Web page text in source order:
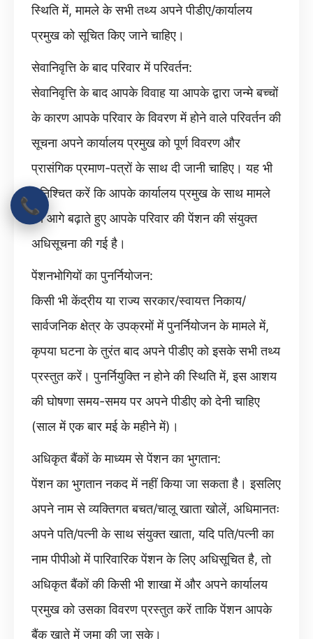
स्थिति में, मामले के सभी तथ्य अपने पीडीए/कार्यालय
प्रमुख को सूचित किए जाने चाहिए।
सेवानिवृत्ति के बाद परिवार में परिवर्तन:
सेवानिवृत्ति के बाद आपके विवाह या आपके द्वारा जन्मे बच्चों
के कारण आपके परिवार के विवरण में होने वाले परिवर्तन की
सूचना अपने कार्यालय प्रमुख को पूर्ण विवरण और
प्रासंगिक प्रमाण-पत्रों के साथ दी जानी चाहिए। यह भी
सुनिश्चित करें कि आपके कार्यालय प्रमुख के साथ मामले
को आगे बढ़ाते हुए आपके परिवार की पेंशन की संयुक्त
अधिसूचना की गई है।
पेंशनभोगियों का पुनर्नियोजन:
किसी भी केंद्रीय या राज्य सरकार/स्वायत्त निकाय/
सार्वजनिक क्षेत्र के उपक्रमों में पुनर्नियोजन के मामले में,
कृपया घटना के तुरंत बाद अपने पीडीए को इसके सभी तथ्य
प्रस्तुत करें। पुनर्नियुक्ति न होने की स्थिति में, इस आशय
की घोषणा समय-समय पर अपने पीडीए को देनी चाहिए
(साल में एक बार मई के महीने में)।
अधिकृत बैंकों के माध्यम से पेंशन का भुगतान:
पेंशन का भुगतान नकद में नहीं किया जा सकता है। इसलिए
अपने नाम से व्यक्तिगत बचत/चालू खाता खोलें, अधिमानतः
अपने पति/पत्नी के साथ संयुक्त खाता, यदि पति/पत्नी का
नाम पीपीओ में पारिवारिक पेंशन के लिए अधिसूचित है, तो
अधिकृत बैंकों की किसी भी शाखा में और अपने कार्यालय
प्रमुख को उसका विवरण प्रस्तुत करें ताकि पेंशन आपके
बैंक खाते में जमा की जा सके।
📞